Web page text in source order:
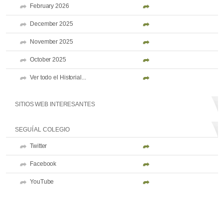
February 2026
December 2025
November 2025
October 2025
Ver todo el Historial...
SITIOS WEB INTERESANTES
SEGUÍ AL COLEGIO
Twitter
Facebook
YouTube